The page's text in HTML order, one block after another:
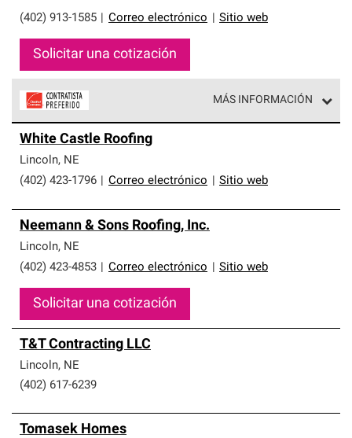
(402) 913-1585 Correo electrónico Sitio web
Solicitar una cotización
MÁS INFORMACIÓN
parte de una red exclusiva de profesionales de techos
que cumplen con altos estándares y requisitos estrictos
de profesionalismo y confiabilidad.
White Castle Roofing
Lincoln, NE
(402) 423-1796
Correo electrónico Sitio web
Neemann & Sons Roofing, Inc.
Lincoln, NE
(402) 423-4853
Correo electrónico Sitio web
Solicitar una cotización
T&T Contracting LLC
Lincoln, NE
(402) 617-6239
Tomasek Homes